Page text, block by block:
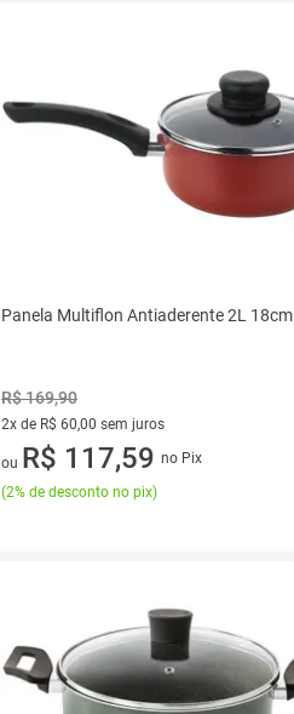
Panela Multiflon Antiaderente 2L 18cm
R$ 169,90
2x de R$ 60,00 sem juros
2 vez de R$ 60,00 sem juros
ou R$ 117,59 no Pix
(2% de desconto no pix)